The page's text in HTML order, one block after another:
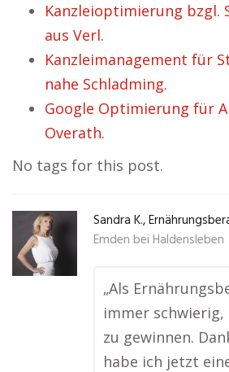
Kanzleioptimierung bzgl.
aus Verl.
Kanzleimanagement für
nahe Schladming.
Google Optimierung für
Overath.
No tags for this post.
Sandra K.,
Emden bei Haldensleben
„Als
immer
zu gewinnen.
habe ich jetzt